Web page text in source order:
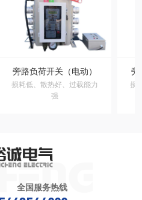
旁路负荷开关（电动）
损耗低、散热好、过载能力
强
旁
损
全国服务热线